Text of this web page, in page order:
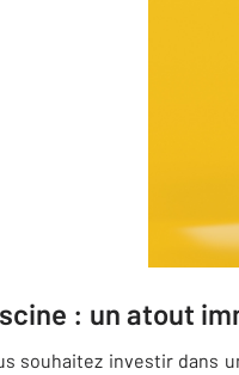
: un atout
souhaitez investir dans